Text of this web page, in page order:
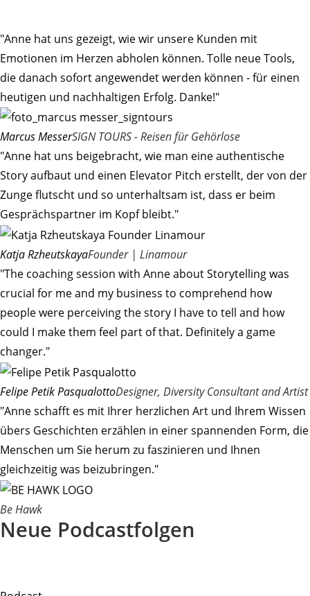
"Anne hat uns gezeigt, wie wir unsere Kunden mit
Emotionen im Herzen abholen können. Tolle neue Tools,
die danach sofort angewendet werden können - für einen
heutigen und nachhaltigen Erfolg. Danke!"
Marcus MesserSIGN TOURS - Reisen für Gehörlose
"Anne hat uns beigebracht, wie man eine authentische
Story aufbaut und einen Elevator Pitch erstellt, der von der
Zunge flutscht und so unterhaltsam ist, dass er beim
Gesprächspartner im Kopf bleibt."
Katja RzheutskayaFounder | Linamour
"The coaching session with Anne about Storytelling was
crucial for me and my business to comprehend how
people were perceiving the story I have to tell and how
could I make them feel part of that. Definitely a game
changer."
Felipe Petik PasqualottoDesigner, Diversity Consultant and Artist
"Anne schafft es mit Ihrer herzlichen Art und Ihrem Wissen
übers Geschichten erzählen in einer spannenden Form, die
Menschen um Sie herum zu faszinieren und Ihnen
gleichzeitig was beizubringen."
Be Hawk
Neue Podcastfolgen